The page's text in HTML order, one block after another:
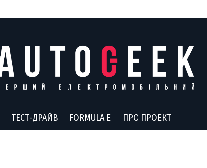
ТЕСТ-ДРАЙВ FORMULA E ПРО ПРОЕКТ